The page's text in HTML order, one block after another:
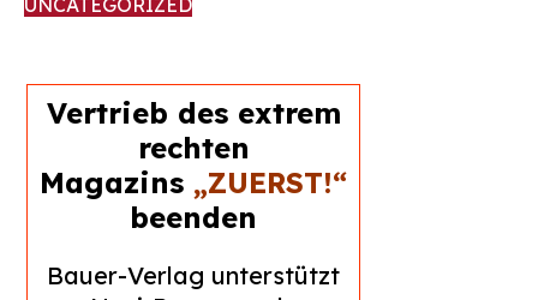
Über Uns
Infos & Broschüren
Archiv
Suchen
nach:
UNCATEGORIZED
Vertrieb des extrem
rechten
Magazins „ZUERST!“
beenden
Bauer-Verlag unterstützt